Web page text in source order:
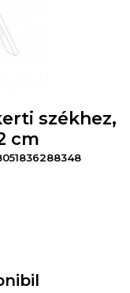
székhez,
cm